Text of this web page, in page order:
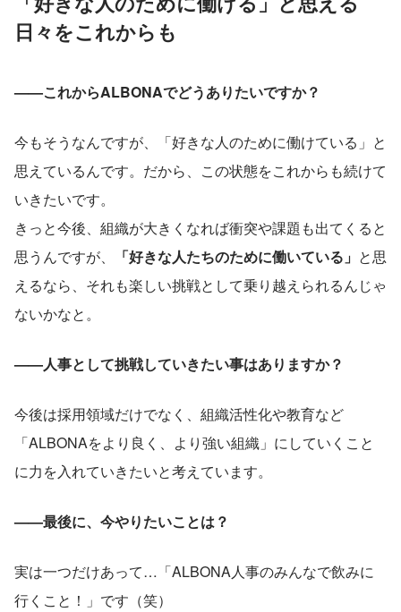
日々をこれからも
——これからALBONAでどうありたいですか？
今もそうなんですが、「好きな人のために働けている」と
思えているんです。だから、この状態をこれからも続けて
いきたいです。
きっと今後、組織が大きくなれば衝突や課題も出てくると
思うんですが、
「好きな人たちのために働いている」 と思
えるなら、それも楽しい挑戦として乗り越えられるんじゃ
ないかなと。
——人事として挑戦していきたい事はありますか？
今後は採用領域だけでなく、組織活性化や教育など
「ALBONAをより良く、より強い組織」にしていくこと
に力を入れていきたいと考えています。
——最後に、今やりたいことは？
実は一つだけあって…「ALBONA人事のみんなで飲みに
行くこと！」です（笑）